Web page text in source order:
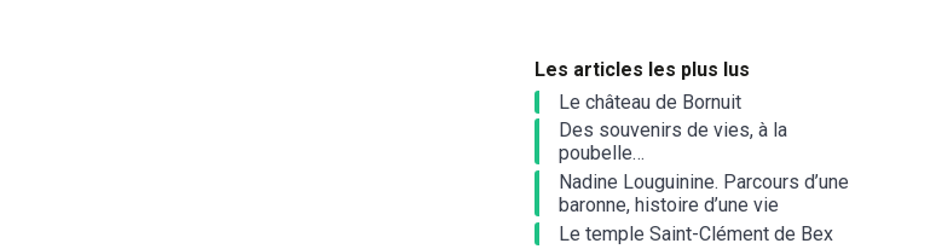
Les articles les plus lus
Le château de Bornuit
Des souvenirs de vies, à la
poubelle…
Nadine Louguinine. Parcours d’une
baronne, histoire d’une vie
Le temple Saint-Clément de Bex